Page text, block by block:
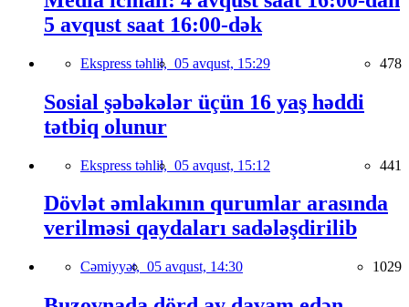
5 avqust saat 16:00-dək
Ekspress təhlil, 05 avqust, 15:29 478
Sosial şəbəkələr üçün 16 yaş həddi
tətbiq olunur
Ekspress təhlil, 05 avqust, 15:12 441
Dövlət əmlakının qurumlar arasında
verilməsi qaydaları sadələşdirilib
Cəmiyyət, 05 avqust, 14:30 1029